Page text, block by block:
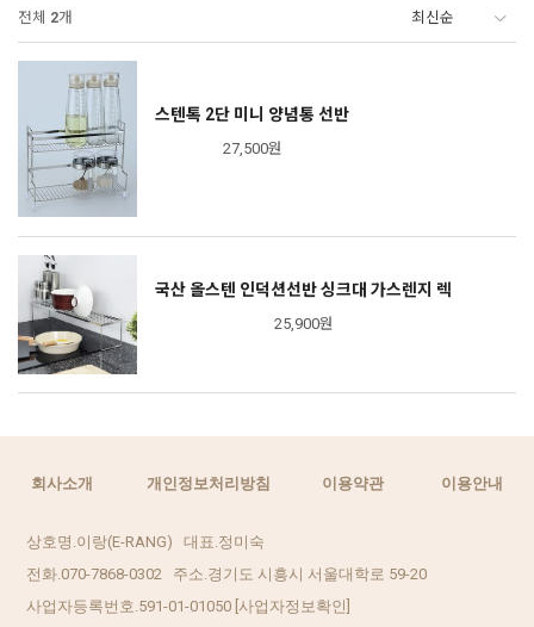
전체 2개
스텐톡 2단 미니 양념통 선반
27,500원
국산 올스텐 인덕션선반 싱크대 가스렌지 렉
25,900원
회사소개 개인정보처리방침 이용약관 이용안내
상호명.이랑(E-RANG) 대표.정미숙
전화.070-7868-0302 주소.경기도 시흥시 서울대학로 59-20
사업자등록번호.591-01-01050 [사업자정보확인]